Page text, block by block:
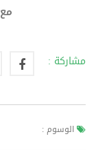
مشاركة :
الوسوم :